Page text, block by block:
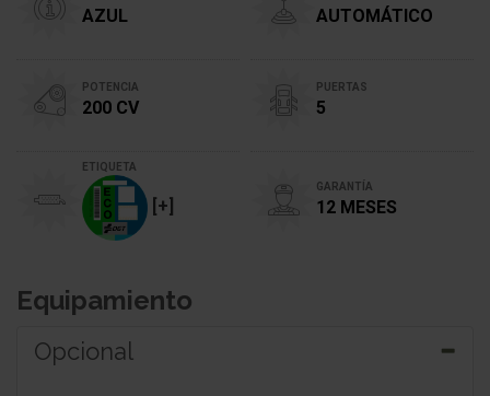
AZUL AUTOMÁTICO
POTENCIA
200 CV
PUERTAS
5
ETIQUETA
[+]
GARANTÍA
12 MESES
Equipamiento
Opcional